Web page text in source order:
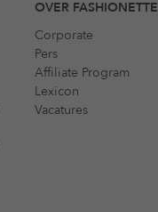
OVER FASHIONETTE
Corporate
Pers
Affiliate Program
Lexicon
Vacatures